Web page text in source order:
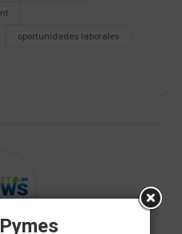
oportunidades laborales